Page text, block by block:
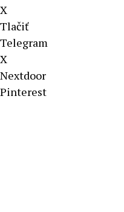
X
Tlačiť
Telegram
X
Nextdoor
Pinterest